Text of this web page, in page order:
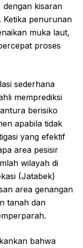
kisaran
Ketika penurunan
muka laut,
proses
sederhana
memprediksi
berisiko
apabila tidak
yang efektif
area pesisir
wilayah di
(Jatabek)
area genangan
tanah dan
bahwa